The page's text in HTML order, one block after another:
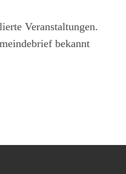
Veranstaltungen.
bekannt